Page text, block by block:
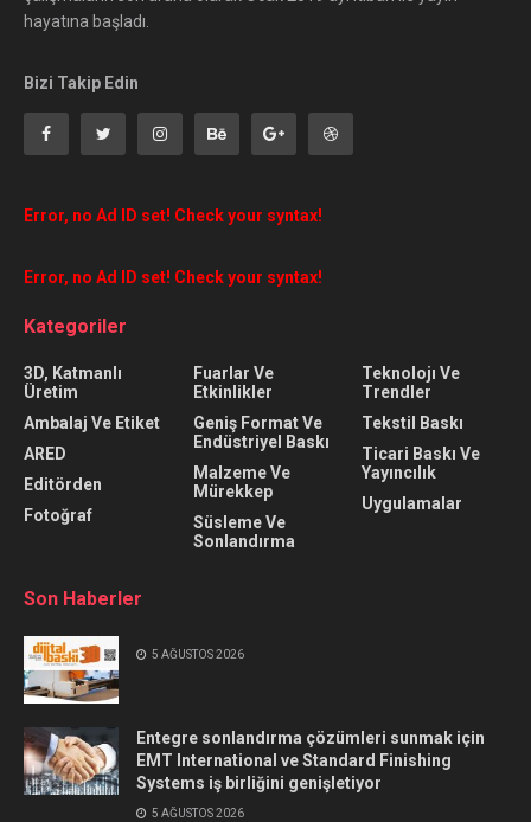
hayatına başladı.
Bizi Takip Edin
Error, no Ad ID set! Check your syntax!
Error, no Ad ID set! Check your syntax!
Kategoriler
3D, Katmanlı
Üretim
Ambalaj Ve Etiket
ARED
Editörden
Fotoğraf
Fuarlar Ve
Etkinlikler
Geniş Format Ve
Endüstriyel Baskı
Malzeme Ve
Mürekkep
Süsleme Ve
Sonlandırma
Teknolojı Ve
Trendler
Tekstil Baskı
Ticari Baskı Ve
Yayıncılık
Uygulamalar
Son Haberler
5 AĞUSTOS 2026
Entegre sonlandırma çözümleri sunmak için
EMT International ve Standard Finishing
Systems iş birliğini genişletiyor
5 AĞUSTOS 2026